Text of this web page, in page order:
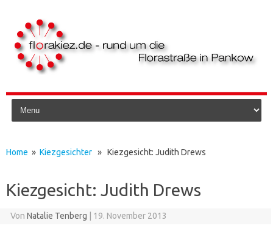
Skip to content
Home » Kiezgesichter » Kiezgesicht: Judith Drews
Kiezgesicht: Judith Drews
Von Natalie Tenberg 19. November 2013